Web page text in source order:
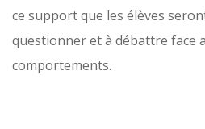
ce support que les élèves
questionner et à débattre face
comportements.